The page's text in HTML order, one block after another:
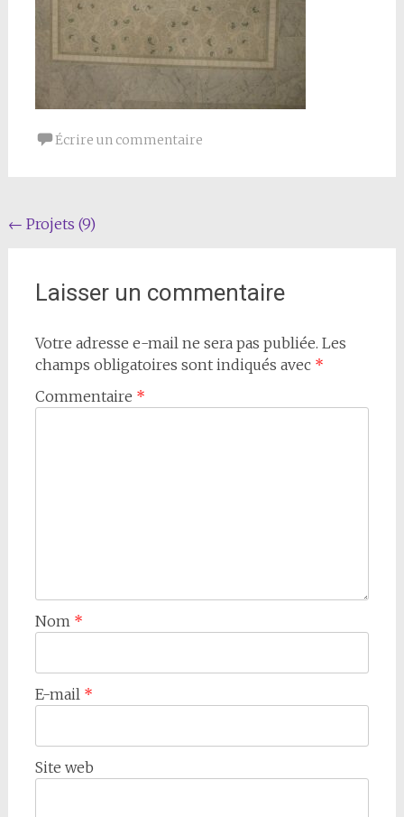
Écrire un commentaire
Navigation
l'article
← Projets (9)
Laisser un commentaire
Votre adresse e-mail ne sera pas publiée. Les
champs obligatoires sont indiqués avec *
Commentaire *
Nom *
E-mail *
Site web